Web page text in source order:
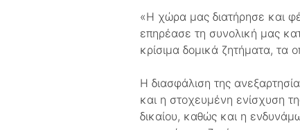
«Η χώρα μας διατήρησε και
επηρέασε τη συνολική μας
κρίσιμα δομικά ζητήματα, τα
Η διασφάλιση της
και η στοχευμένη ενίσχυση
δικαίου, καθώς και η